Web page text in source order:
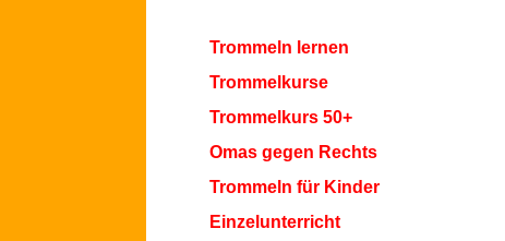
Trommeln lernen
Trommelkurse
Trommelkurs 50+
Omas gegen Rechts
Trommeln für Kinder
Einzelunterricht